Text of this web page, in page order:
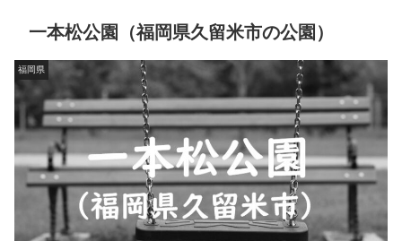
一本松公園（福岡県久留米市の公園）
福岡県